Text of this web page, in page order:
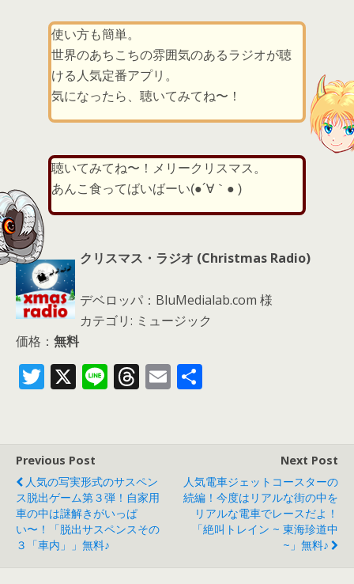
使い方も簡単。
世界のあちこちの雰囲気のあるラジオが聴
ける人気定番アプリ。
気になったら、聴いてみてね〜！
聴いてみてね〜！メリークリスマス。
あんこ食ってばいばーい(●´∀｀● )
クリスマス・ラジオ (Christmas Radio)
デベロッパ：BluMedialab.com 様
カテゴリ: ミュージック
価格： 無料
T
w
er
X Li
n
T
h
d
s
E
m
Previous Post
人気の写実形式のサスペン
ス脱出ゲーム第３弾！自家用
車の中は謎解きがいっぱ
い〜！「脱出サスペンスその
３「車内」」無料♪
Next Post
人気電車ジェットコースターの
続編！今度はリアルな街の中を
リアルな電車でレースだよ！
「絶叫トレイン ~ 東海珍道中
~」無料♪